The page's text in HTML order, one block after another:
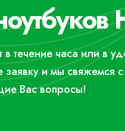
в течение часа или в
заявку и мы свяжемся
Вас вопросы!